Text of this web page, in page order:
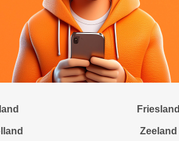
Friesland
Zeeland